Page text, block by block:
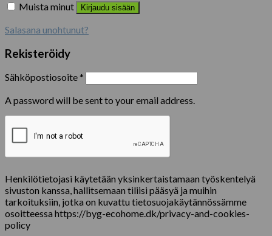
Muista minut Kirjaudu sisään
Salasana unohtunut?
Rekisteröidy
Sähköpostiosoite*
A password will be sent to your email address.
Henkilötietojasi käytetään yksinkertaistamaan työskentelyä
sivuston kanssa, hallitsemaan tiliisi pääsyä ja muihin
tarkoituksiin, jotka on kuvattu tietosuojakäytännössämme
osoitteessa https://byg-ecohome.dk/privacy-and-cookies-
policy